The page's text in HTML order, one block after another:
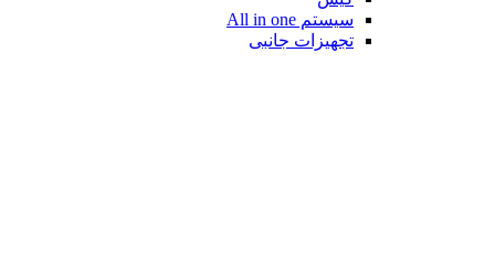
سیستم All in one
تجهیزات جانبی